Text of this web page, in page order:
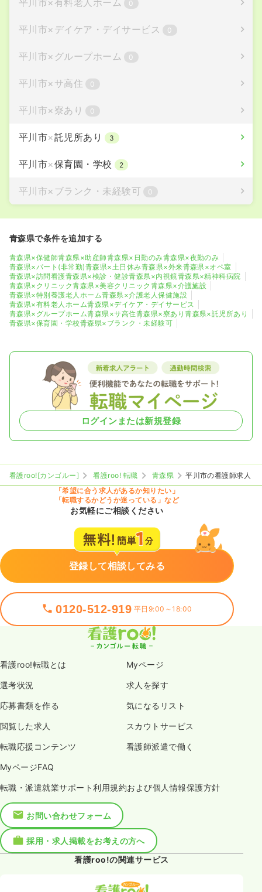
平川市 × 有料老人ホーム 0
平川市× デイケア・デイサービス 0
平川市× グループホーム 0
平川市× サ高住 0
平川市× 寮あり 0
平川市×託児所あり 3
平川市×保育園・学校 2
平川市× ブランク・未経験可 0
青森県で条件を追加する
青森県×保健師青森県×助産師青森県×日勤のみ青森県×夜勤のみ
青森県×パート(非常勤)青森県×土日休み青森県×外来青森県×オペ室
青森県×訪問看護青森県×検診・健診青森県×内視鏡青森県×精神科病院
青森県×クリニック青森県×美容クリニック 青森県×介護施設
青森県×特別養護老人ホーム青森県×介護老人保健施設
青森県×有料老人ホーム青森県×デイケア・デイサービス
青森県×グループホーム青森県×サ高住青森県×寮あり青森県×託児所あり
青森県×保育園・学校青森県×ブランク・未経験可
ログインまたは新規登録
看護roo![カンゴルー] 看護roo! 転職 青森県
平川市の看護師求人
「希望に合う求人があるか知りたい」
「転職するかどうか迷っている」など
お気軽にご相談ください
登録して相談してみる
0120-512-919 平日9:00～18:00
看護roo!転職とは Myページ
選考状況 求人を探す
応募書類を作る 気になるリスト
閲覧した求人 スカウトサービス
転職応援コンテンツ 看護師派遣で働く
MyページFAQ
転職・派遣就業サポート利用規約および個人情報保護方針
お問い合わせフォーム
採用・求人掲載をお考えの方へ
看護roo!の関連サービス